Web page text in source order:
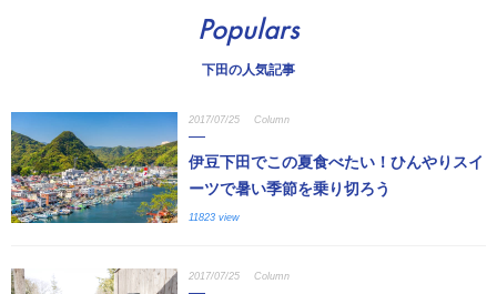
Populars
下田の人気記事
2017/07/25 Column
伊豆下田でこの夏食べたい！ひんやりスイ
ーツで暑い季節を乗り切ろう
11823 view
2017/07/25 Column